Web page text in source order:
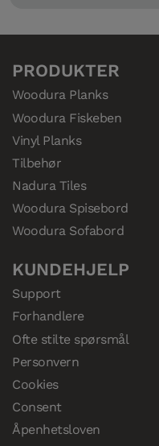
PRODUKTER
Woodura Planks
Woodura Fiskeben
Vinyl Planks
Tilbehør
Nadura Tiles
Woodura Spisebord
Woodura Sofabord
KUNDEHJELP
Support
Forhandlere
Ofte stilte spørsmål
Personvern
Cookies
Consent
Åpenhetsloven